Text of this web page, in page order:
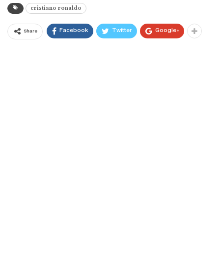
cristiano ronaldo
Share Facebook Twitter Google+